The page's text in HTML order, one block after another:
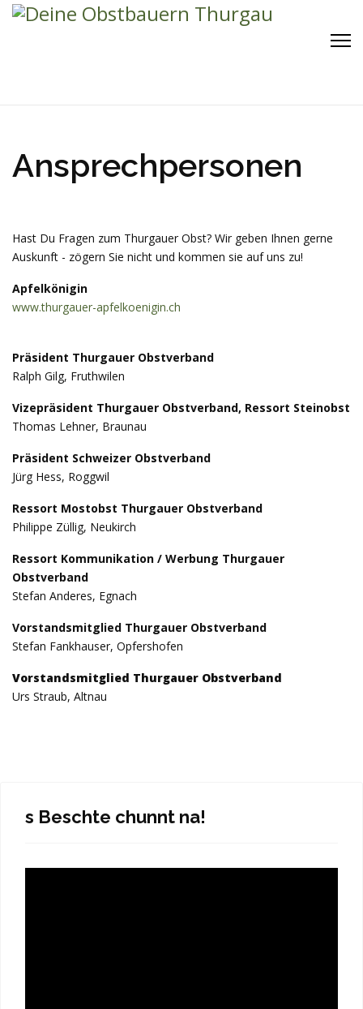
Ansprechpersonen
Hast Du Fragen zum Thurgauer Obst? Wir geben Ihnen gerne
Auskunft - zögern Sie nicht und kommen sie auf uns zu!
Apfelkönigin
www.thurgauer-apfelkoenigin.ch
Präsident Thurgauer Obstverband
Ralph Gilg, Fruthwilen
Vizepräsident Thurgauer Obstverband, Ressort Steinobst
Thomas Lehner, Braunau
Präsident Schweizer Obstverband
Jürg Hess, Roggwil
Ressort Mostobst Thurgauer Obstverband
Philippe Züllig, Neukirch
Ressort Kommunikation / Werbung Thurgauer
Obstverband
Stefan Anderes, Egnach
Vorstandsmitglied Thurgauer Obstverband
Stefan Fankhauser, Opfershofen
Vorstandsmitglied Thurgauer Obstverband
Urs Straub, Altnau
s Beschte chunnt na!